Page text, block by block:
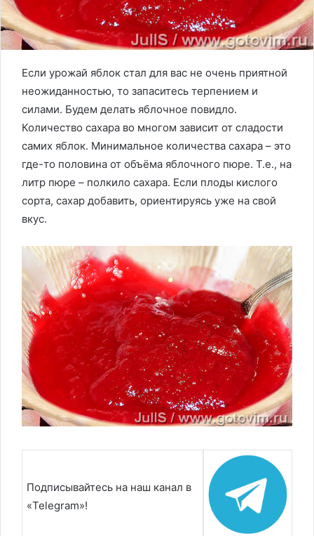
Если урожай яблок стал для вас не очень приятной
неожиданностью, то запаситесь терпением и
силами. Будем делать яблочное повидло.
Количество сахара во многом зависит от сладости
самих яблок. Минимальное количества сахара – это
где-то половина от объёма яблочного пюре. Т.е., на
литр пюре – полкило сахара. Если плоды кислого
сорта, сахар добавить, ориентируясь уже на свой
вкус.
Подписывайтесь на наш канал в
«Telegram»!